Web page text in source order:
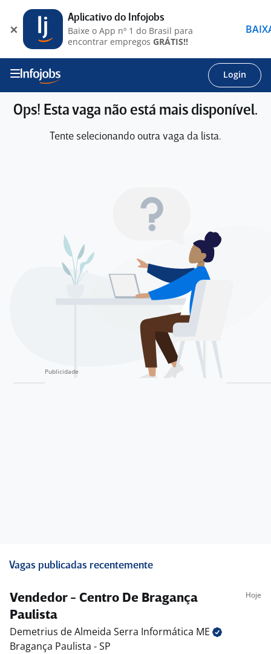
Login
Ops! Esta vaga não está mais disponível.
Tente selecionando outra vaga da lista.
Vagas publicadas recentemente
Vendedor - Centro De Bragança
Paulista
Hoje
Demetrius de Almeida Serra Informática ME
Bragança Paulista - SP
Aplicativo do Infojobs
Baixe o App nº 1 do Brasil para
encontrar empregos GRÁTIS!!